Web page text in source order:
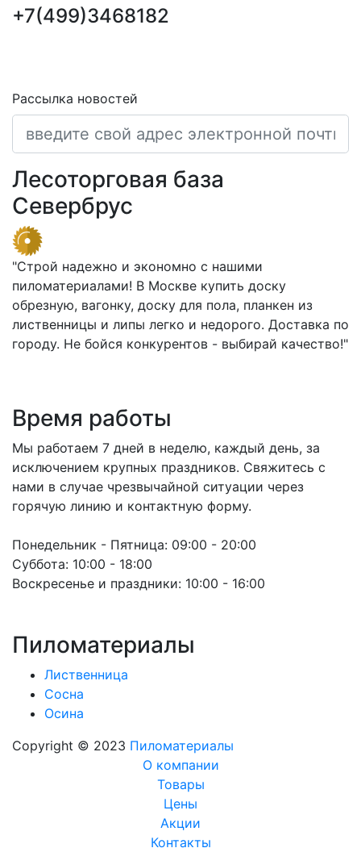
+7(499)3468182
Рассылка новостей
Лесоторговая база
Севербрус
"Строй надежно и экономно с нашими
пиломатериалами! В Москве купить доску
обрезную, вагонку, доску для пола, планкен из
лиственницы и липы легко и недорого. Доставка по
городу. Не бойся конкурентов - выбирай качество!"
Время работы
Мы работаем 7 дней в неделю, каждый день, за
исключением крупных праздников. Свяжитесь с
нами в случае чрезвычайной ситуации через
горячую линию и контактную форму.
Понедельник - Пятница: 09:00 - 20:00
Суббота: 10:00 - 18:00
Воскресенье и праздники: 10:00 - 16:00
Пиломатериалы
Лиственница
Сосна
Осина
Copyright © 2023 Пиломатериалы
О компании
Товары
Цены
Акции
Контакты